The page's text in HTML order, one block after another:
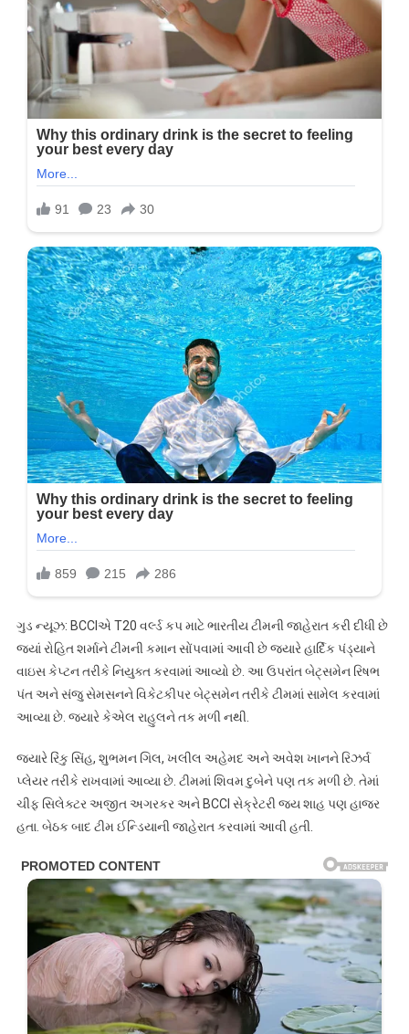
ગુડ ન્યૂઝ: BCCIએ T20 વર્લ્ડ કપ માટે ભારતીય ટીમની જાહેરાત કરી દીધી છે
જ્યાં રોહિત શર્માને ટીમની કમાન સોંપવામાં આવી છે જ્યારે હાર્દિક પંડ્યાને
વાઇસ કેપ્ટન તરીકે નિયુક્ત કરવામાં આવ્યો છે. આ ઉપરાંત બેટ્સમેન રિષભ
પંત અને સંજુ સેમસનને વિકેટકીપર બેટ્સમેન તરીકે ટીમમાં સામેલ કરવામાં
આવ્યા છે. જ્યારે કેએલ રાહુલને તક મળી નથી.
જ્યારે રિંકુ સિંહ, શુભમન ગિલ, ખલીલ અહેમદ અને અવેશ ખાનને રિઝર્વ
પ્લેયર તરીકે રાખવામાં આવ્યા છે. ટીમમાં શિવમ દુબેને પણ તક મળી છે. તેમાં
ચીફ સિલેક્ટર અજીત અગરકર અને BCCI સેક્રેટરી જય શાહ પણ હાજર
હતા. બેઠક બાદ ટીમ ઈન્ડિયાની જાહેરાત કરવામાં આવી હતી.